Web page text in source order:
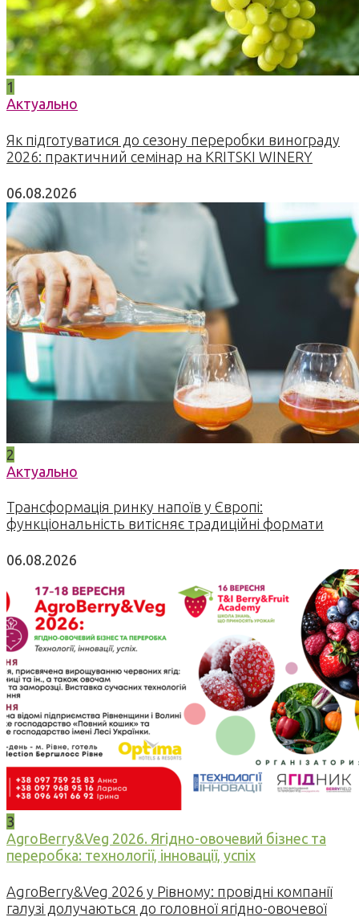
1
Актуально
Як підготуватися до сезону переробки винограду
2026: практичний семінар на KRITSKI WINERY
06.08.2026
2
Актуально
Трансформація ринку напоїв у Європі:
функціональність витісняє традиційні формати
06.08.2026
3
AgroBerry&Veg 2026. Ягідно-овочевий бізнес та
переробка: технології, інновації, успіх
AgroBerry&Veg 2026 у Рівному: провідні компанії
галузі долучаються до головної ягідно-овочевої